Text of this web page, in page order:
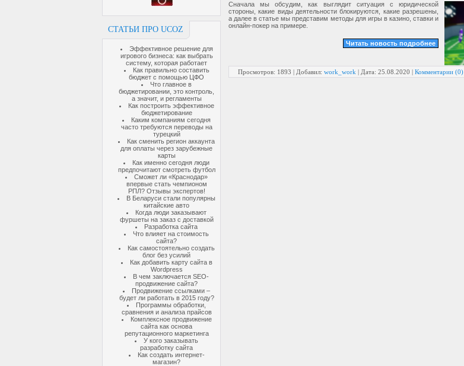
СТАТЬИ ПРО UCOZ
Эффективное решение для
игрового бизнеса: как выбрать
систему, которая работает
Как правильно составить
бюджет с помощью ЦФО
Что главное в
бюджетировании, это контроль,
а значит, и регламенты
Как построить эффективное
бюджетирование
Каким компаниям сегодня
часто требуются переводы на
турецкий
Как сменить регион аккаунта
для оплаты через зарубежные
карты
Как именно сегодня люди
предпочитают смотреть футбол
Сможет ли «Краснодар»
впервые стать чемпионом
РПЛ? Отзывы экспертов!
В Беларуси стали популярны
китайские авто
Когда люди заказывают
фуршеты на заказ с доставкой
Разработка сайта
Что влияет на стоимость
сайта?
Как самостоятельно создать
блог без усилий
Как добавить карту сайта в
Wordpress
В чем заключается SEO-
продвижение сайта?
Продвижение ссылками –
будет ли работать в 2015 году?
Программы обработки,
сравнения и анализа прайсов
Комплексное продвижение
сайта как основа
репутационного маркетинга
У кого заказывать
разработку сайта
Как создать интернет-
магазин?
Сначала мы обсудим, как выглядит ситуация с юридической
стороны, какие виды деятельности блокируются, какие разрешены,
а далее в статье мы представим методы для игры в казино, ставки и
онлайн-покер на примере.
Читать новость подробнее
Просмотров: 1893 | Добавил: work_work | Дата: 25.08.2020 | Комментарии (0)